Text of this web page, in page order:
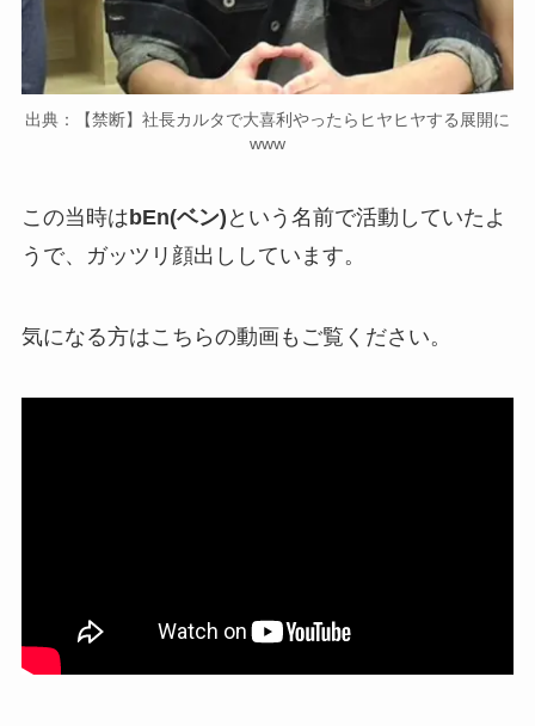
出典：【禁断】社長カルタで大喜利やったらヒヤヒヤする展開に
www
この当時はbEn(ベン) という名前で活動していたよ
うで、ガッツリ顔出ししています。
気になる方はこちらの動画もご覧ください。